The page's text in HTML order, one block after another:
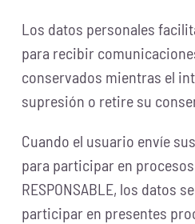
Los datos personales
para recibir
conservados mientras el
supresión o retire su
Cuando el usuario envíe
para participar en
RESPONSABLE, los datos
participar en presentes